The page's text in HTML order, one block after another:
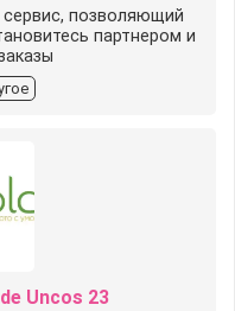
позволяющий
партнером и
Uncos 23